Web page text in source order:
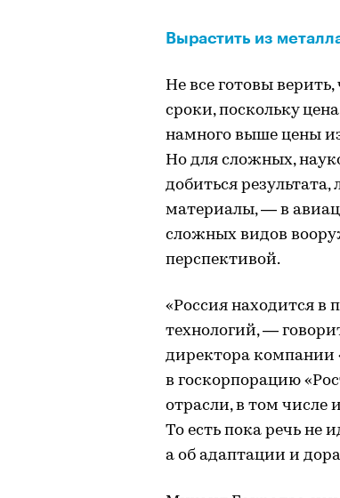
Вырастить из
Не все готовы
сроки, поскольку
намного выше цены
Но для сложных,
добиться
материалы, — в
сложных видов
перспективой.
«Россия находится
технологий, —
директора компании
в госкорпорацию
отрасли, в том числе
То есть пока речь не
а об адаптации и